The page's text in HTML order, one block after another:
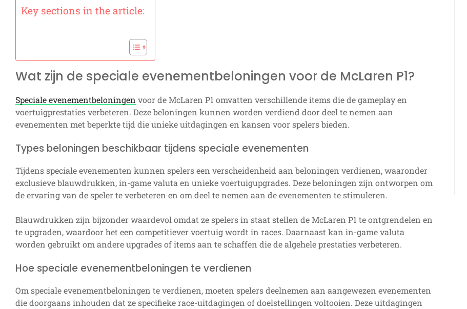
Key sections in the article:
Wat zijn de speciale evenementbeloningen voor de McLaren P1?
Speciale evenementbeloningen voor de McLaren P1 omvatten verschillende items die de gameplay en
voertuigprestaties verbeteren. Deze beloningen kunnen worden verdiend door deel te nemen aan
evenementen met beperkte tijd die unieke uitdagingen en kansen voor spelers bieden.
Types beloningen beschikbaar tijdens speciale evenementen
Tijdens speciale evenementen kunnen spelers een verscheidenheid aan beloningen verdienen, waaronder
exclusieve blauwdrukken, in-game valuta en unieke voertuigupgrades. Deze beloningen zijn ontworpen om
de ervaring van de speler te verbeteren en om deel te nemen aan de evenementen te stimuleren.
Blauwdrukken zijn bijzonder waardevol omdat ze spelers in staat stellen de McLaren P1 te ontgrendelen en
te upgraden, waardoor het een competitiever voertuig wordt in races. Daarnaast kan in-game valuta
worden gebruikt om andere upgrades of items aan te schaffen die de algehele prestaties verbeteren.
Hoe speciale evenementbeloningen te verdienen
Om speciale evenementbeloningen te verdienen, moeten spelers deelnemen aan aangewezen evenementen
die doorgaans inhouden dat ze specifieke race-uitdagingen of doelstellingen voltooien. Deze uitdagingen